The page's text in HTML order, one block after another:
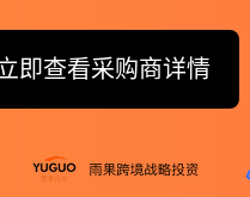
即查看采购商详情